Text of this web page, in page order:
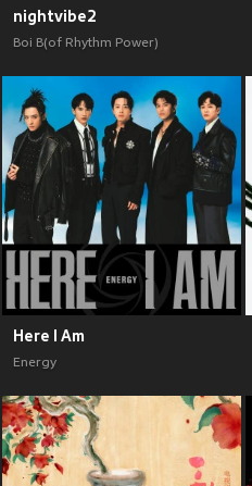
nightvibe2
Boi B(of Rhythm Power)
Here I Am
Energy